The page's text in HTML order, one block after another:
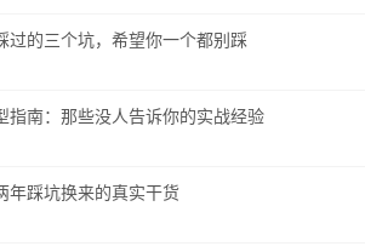
过的三个坑，希望你一个都别踩
指南：那些没人告诉你的实战经验
年踩坑换来的真实干货